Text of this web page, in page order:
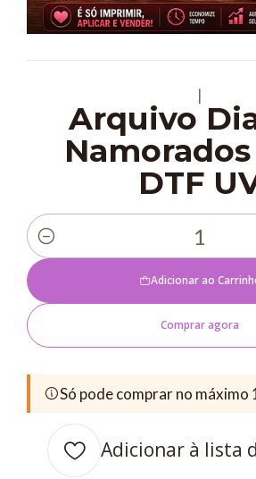
|
Arquivo
DTF
Quantidade
Adicionar ao
Comprar agora
Só pode comprar no máximo
Adicionar à lista